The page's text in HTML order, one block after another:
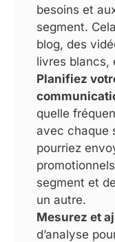
besoins et
segment.
blog, des
livres blancs,
Planifiez
quelle
avec chaque
pourriez
segment et
un autre.
Mesurez et
d’analyse